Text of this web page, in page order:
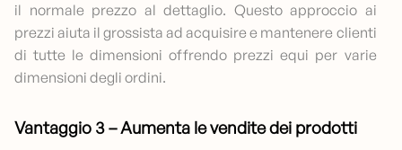
il normale prezzo al dettaglio. Questo approccio ai
prezzi aiuta il grossista ad acquisire e mantenere clienti
di tutte le dimensioni offrendo prezzi equi per varie
dimensioni degli ordini.
Vantaggio 3 – Aumenta le vendite dei prodotti